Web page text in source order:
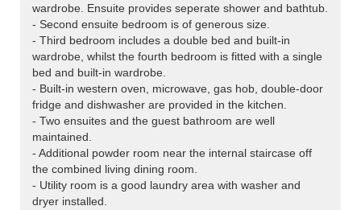
wardrobe. Ensuite provides seperate shower and bathtub.
- Second ensuite bedroom is of generous size.
- Third bedroom includes a double bed and built-in
wardrobe, whilst the fourth bedroom is fitted with a single
bed and built-in wardrobe.
- Built-in western oven, microwave, gas hob, double-door
fridge and dishwasher are provided in the kitchen.
- Two ensuites and the guest bathroom are well
maintained.
- Additional powder room near the internal staircase off
the combined living dining room.
- Utility room is a good laundry area with washer and
dryer installed.